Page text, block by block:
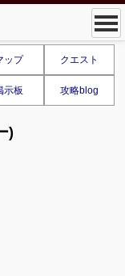
ップ クエスト
示板 攻略blog
)